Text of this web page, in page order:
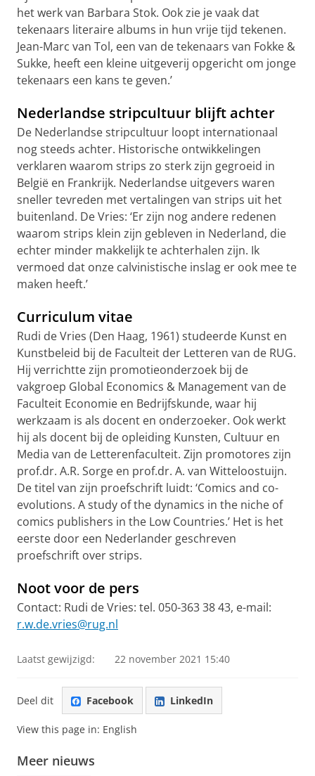
het werk van Barbara Stok. Ook zie je vaak dat
tekenaars literaire albums in hun vrije tijd tekenen.
Jean-Marc van Tol, een van de tekenaars van Fokke &
Sukke, heeft een kleine uitgeverij opgericht om jonge
tekenaars een kans te geven.’
Nederlandse stripcultuur blijft achter
De Nederlandse stripcultuur loopt internationaal
nog steeds achter. Historische ontwikkelingen
verklaren waarom strips zo sterk zijn gegroeid in
België en Frankrijk. Nederlandse uitgevers waren
sneller tevreden met vertalingen van strips uit het
buitenland. De Vries: ‘Er zijn nog andere redenen
waarom strips klein zijn gebleven in Nederland, die
echter minder makkelijk te achterhalen zijn. Ik
vermoed dat onze calvinistische inslag er ook mee te
maken heeft.’
Curriculum vitae
Rudi de Vries (Den Haag, 1961) studeerde Kunst en
Kunstbeleid bij de Faculteit der Letteren van de RUG.
Hij verrichtte zijn promotieonderzoek bij de
vakgroep Global Economics & Management van de
Faculteit Economie en Bedrijfskunde, waar hij
werkzaam is als docent en onderzoeker. Ook werkt
hij als docent bij de opleiding Kunsten, Cultuur en
Media van de Letterenfaculteit. Zijn promotores zijn
prof.dr. A.R. Sorge en prof.dr. A. van Witteloostuijn.
De titel van zijn proefschrift luidt: ‘Comics and co-
evolutions. A study of the dynamics in the niche of
comics publishers in the Low Countries.’ Het is het
eerste door een Nederlander geschreven
proefschrift over strips.
Noot voor de pers
Contact: Rudi de Vries: tel. 050-363 38 43, e-mail:
r.w.de.vries@rug.nl
Laatst gewijzigd: 22 november 2021 15:40
Deel dit Facebook LinkedIn
View this page in: English
Meer nieuws